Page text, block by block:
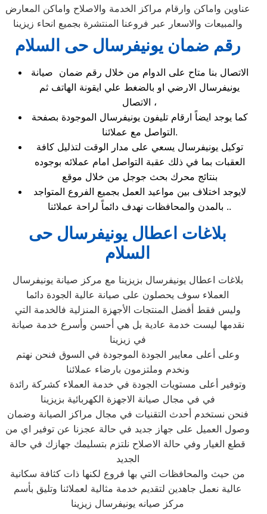
عناوين واماكن وارقام مراكز الخدمة والاصلاح واماكن المعارض
والمبيعات والاسعار عبر فروعنا المنتشرة بجميع انحاء زيزينا
رقم ضمان يونيفرسال حى السلام
الاتصال بنا متاح على الدوام من خلال رقم ضمان صيانة
يونيفرسال الارضي او بالضغط علي ايقونة الهاتف ثم
الاتصال ،
كما يوجد ايضاً ارقام تليفون يونيفرسال الموجودة بصفحة
التواصل مع عملائنا.
توكيل يونيفرسال يسعي على مدار الوقت لتذليل كافة
العقبات بما في ذلك عقبة التواصل امام عملائه بوجوده
بنتائج محرك بحث جوجل من خلال موقع
لايوجد اختلاف بين مواعيد العمل بجميع الفروع المتواجد
بالمدن والمحافظات نهدف دائماً لراحة عملائنا ..
بلاغات اعطال يونيفرسال حى
السلام
بلاغات اعطال يونيفرسال بزيزينا مع مركز صيانة يونيفرسال
العملاء سوف يحصلون على صيانة عالية الجودة دائما
وليس فقط أفضل المنتجات الأجهزة المنزلية فالخدمة التي
نقدمها ليست خدمة عادية بل هي أحسن وأسرع خدمة صيانة
في زيزينا
وعلى أعلى معايير الجودة الموجودة في السوق فنحن نهتم
ونخدم وملتزمون بارضاء عملائنا
وتوفير أعلى مستويات الجودة في خدمة العملاء كشركة رائدة
في في مجال صيانة الاجهزة الكهربائية بزيزينا
فنحن نستخدم أحدث التقنيات في مجال مراكز الصيانة وضمان
وصول العميل على جهاز جديد في حالة عجزنا عن توفير اي من
قطع الغيار وفي حالة الاصلاح نلتزم بتسليمك جهازك في حالة
الجديد
من حيث والمحافظات التي بها فروع لكنها ذات كثافة سكانية
عالية نعمل جاهدين لتقديم خدمة مثالية لعملائنا وتليق بأسم
مركز صيانه يونيفرسال زيزينا